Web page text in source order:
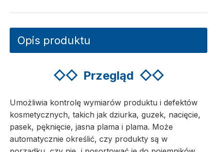
Opis produktu
◇◇ Przegląd ◇◇
Umożliwia kontrolę wymiarów produktu i defektów
kosmetycznych, takich jak dziurka, guzek, nacięcie,
pasek, pęknięcie, jasna plama i plama. Może
automatycznie określić, czy produkty są w